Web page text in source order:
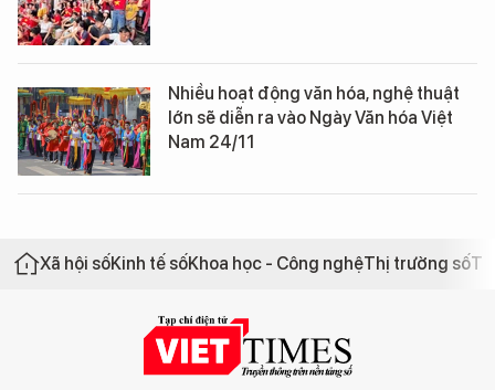
Nhiều hoạt động văn hóa, nghệ thuật
lớn sẽ diễn ra vào Ngày Văn hóa Việt
Nam 24/11
Xã hội sốKinh tế sốKhoa học - Công nghệThị trường số